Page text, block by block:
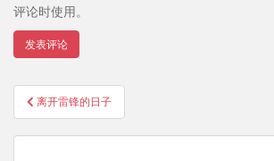
评论时使用。
文
章
导
离开雷锋的日子